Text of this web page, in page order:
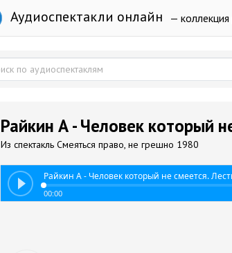
Аудиоспектакли онлайн —
Райкин А - Человек который
Из спектакль Смеяться право, не грешно 1980
Райкин А - Человек который не смеется.
00:00